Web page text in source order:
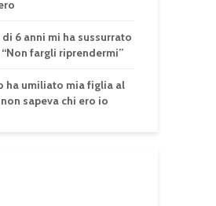
6 anni mi ha sussurrato
fargli riprendermi”
ha umiliato mia figlia al
sapeva chi ero io